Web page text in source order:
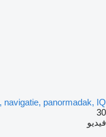
navigatie, panormadak, IQ
30
فيديو